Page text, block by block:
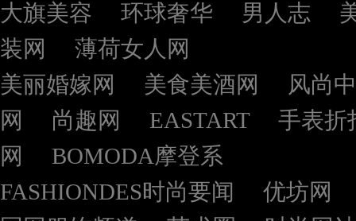
大旗美容
环球奢华 男人志
装网
薄荷女人网
美丽婚嫁网
美食美酒网
风尚
网
尚趣网 EASTART
手表折
网
BOMODA摩登系
FASHIONDES时尚要闻
优坊网